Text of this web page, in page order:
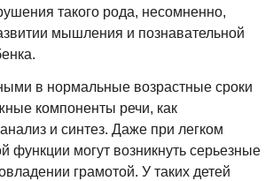
такого рода, несомненно,
мышления и познавательной
в нормальные возрастные сроки
компоненты речи, как
и синтез. Даже при легком
функции могут возникнуть серьезные
грамотой. У таких детей